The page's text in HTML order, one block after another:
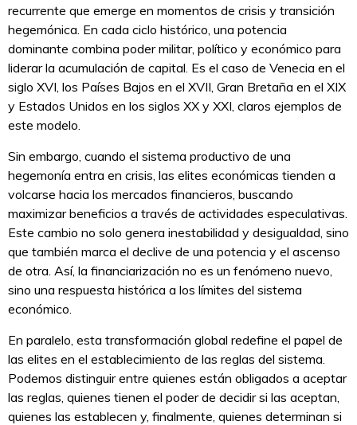
recurrente que emerge en momentos de crisis y transición
hegemónica. En cada ciclo histórico, una potencia
dominante combina poder militar, político y económico para
liderar la acumulación de capital. Es el caso de Venecia en el
siglo XVI, los Países Bajos en el XVII, Gran Bretaña en el XIX
y Estados Unidos en los siglos XX y XXI, claros ejemplos de
este modelo.
Sin embargo, cuando el sistema productivo de una
hegemonía entra en crisis, las elites económicas tienden a
volcarse hacia los mercados financieros, buscando
maximizar beneficios a través de actividades especulativas.
Este cambio no solo genera inestabilidad y desigualdad, sino
que también marca el declive de una potencia y el ascenso
de otra. Así, la financiarización no es un fenómeno nuevo,
sino una respuesta histórica a los límites del sistema
económico.
En paralelo, esta transformación global redefine el papel de
las elites en el establecimiento de las reglas del sistema.
Podemos distinguir entre quienes están obligados a aceptar
las reglas, quienes tienen el poder de decidir si las aceptan,
quienes las establecen y, finalmente, quienes determinan si